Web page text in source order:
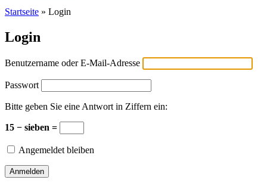
Startseite » Login
Login
Benutzername oder E-Mail-Adresse
Passwort
Bitte geben Sie eine Antwort in Ziffern ein:
15 − sieben =
Angemeldet bleiben